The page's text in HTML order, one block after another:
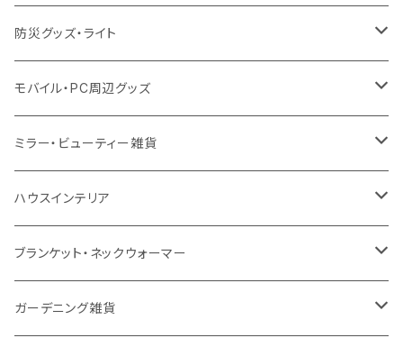
保冷
スウェット
不織布
保冷
EVA
防水
ナイロン
ポリエステル
リネン
カスタムデザインボトル
アルミタンブラー
バンブータンブラー
コーヒー配合タンブラー
カスタムデザインタンブラー
バンブー
コーヒー配合
プラスチック
陶器
磁器マグ・湯呑
カスタムデザイン
フードポット
コースター
ドリンク用品
保存容器
キッチンツール
単色ボールペン
多機能ペン
ペンケース
メモ
ノート
付箋
防災グッズ・ライト
防災セット
ラジオ・スピーカー
ハンディライト
デスクライト
付属ライト
モバイル・PC周辺グッズ
チャージャー
充電器
モバイルスタンド
モバイルリング
ミラー・ビューティー雑貨
折りたたみ式ミラー
スライド式ミラー
ケース付きミラー
ハウスインテリア
ピクチャーボード、ポスター
フォトフレーム、スタンド
ブランケット・ネックウォーマー
ブランケット
ガーデニング雑貨